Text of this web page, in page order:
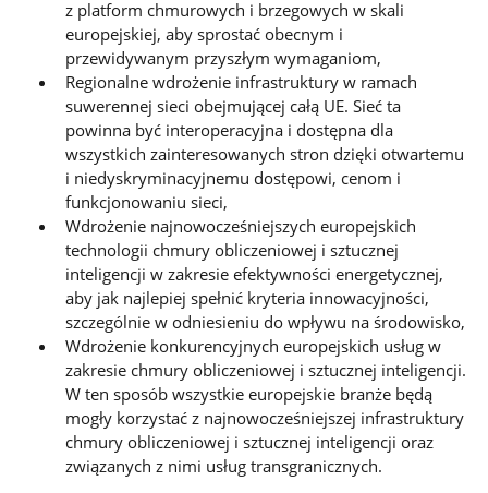
z platform chmurowych i brzegowych w skali
europejskiej, aby sprostać obecnym i
przewidywanym przyszłym wymaganiom,
Regionalne wdrożenie infrastruktury w ramach
suwerennej sieci obejmującej całą UE. Sieć ta
powinna być interoperacyjna i dostępna dla
wszystkich zainteresowanych stron dzięki otwartemu
i niedyskryminacyjnemu dostępowi, cenom i
funkcjonowaniu sieci,
Wdrożenie najnowocześniejszych europejskich
technologii chmury obliczeniowej i sztucznej
inteligencji w zakresie efektywności energetycznej,
aby jak najlepiej spełnić kryteria innowacyjności,
szczególnie w odniesieniu do wpływu na środowisko,
Wdrożenie konkurencyjnych europejskich usług w
zakresie chmury obliczeniowej i sztucznej inteligencji.
W ten sposób wszystkie europejskie branże będą
mogły korzystać z najnowocześniejszej infrastruktury
chmury obliczeniowej i sztucznej inteligencji oraz
związanych z nimi usług transgranicznych.